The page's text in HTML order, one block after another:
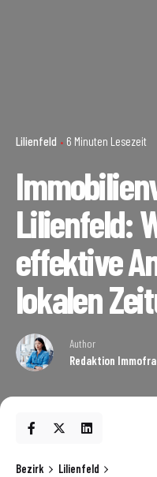
Lilienfeld 6 Minuten Lesezeit
Lilienfeld:
effektive
lokalen
Author
Redaktion
Bezirk
Lilienfeld